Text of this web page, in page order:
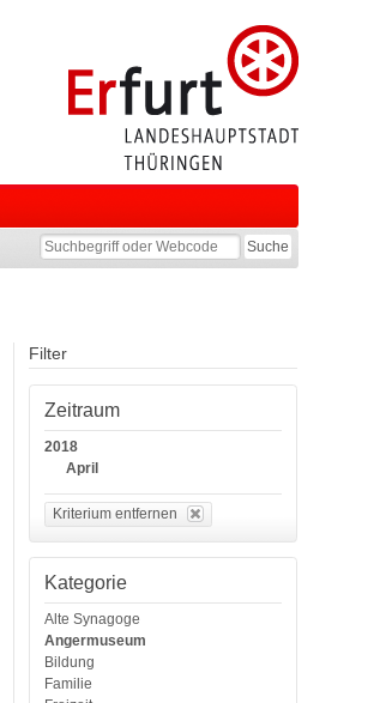
Filter
Zeitraum
2018
April
Kriterium entfernen
Kategorie
Alte Synagoge
Angermuseum
Bildung
Familie